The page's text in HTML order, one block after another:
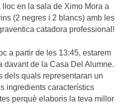
lloc en la sala de Ximo Mora a
(2 negres i 2 blancs) amb les
catadora professional!
a partir de les 13:45, estarem
davant de la Casa Del Alumne.
dels quals representaran un
ingredients característics
perquè elaboris la teva millor